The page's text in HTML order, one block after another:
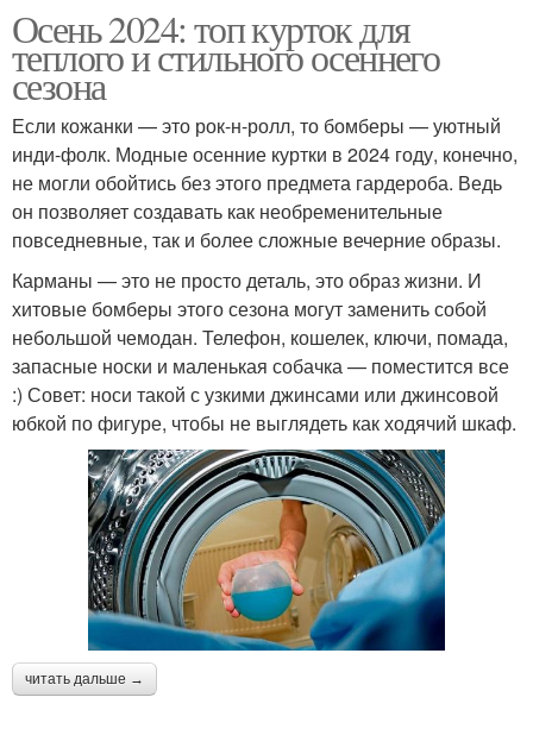
Осень 2024: топ курток для
теплого и стильного осеннего
сезона
Если кожанки — это рок-н-ролл, то бомберы — уютный
инди-фолк. Модные осенние куртки в 2024 году, конечно,
не могли обойтись без этого предмета гардероба. Ведь
он позволяет создавать как необременительные
повседневные, так и более сложные вечерние образы.
Карманы — это не просто деталь, это образ жизни. И
хитовые бомберы этого сезона могут заменить собой
небольшой чемодан. Телефон, кошелек, ключи, помада,
запасные носки и маленькая собачка — поместится все
:) Совет: носи такой с узкими джинсами или джинсовой
юбкой по фигуре, чтобы не выглядеть как ходячий шкаф.
читать дальше →